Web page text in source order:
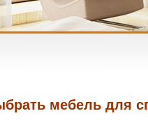
мебель для